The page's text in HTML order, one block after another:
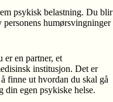
psykisk belastning. Du blir
personens humørsvingninger
er en partner, et
institusjon. Det er
finne ut hvordan du skal gå
din egen psykiske helse.